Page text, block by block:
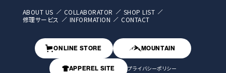
ABOUT US COLLABORATOR
SHOP LIST
修理サービス
INFORMATION CONTACT
ONLINE STORE MOUNTAIN
APPEREL SITE プライバシーポリシー